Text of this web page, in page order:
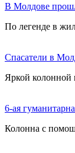
В Молдове
По легенде в
Спасатели в
Яркой колонной
6-ая
Колонна с